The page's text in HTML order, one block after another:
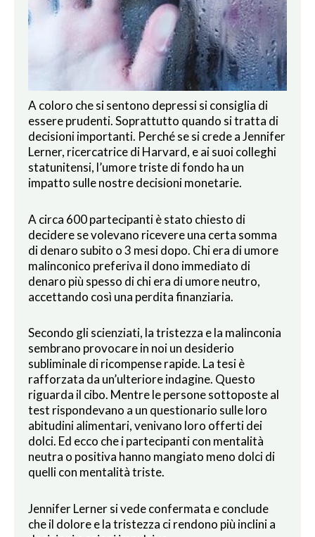
A coloro che si sentono depressi si consiglia di
essere prudenti. Soprattutto quando si tratta di
decisioni importanti. Perché se si crede a Jennifer
Lerner, ricercatrice di Harvard, e ai suoi colleghi
statunitensi, l’umore triste di fondo ha un
impatto sulle nostre decisioni monetarie.
A circa 600 partecipanti è stato chiesto di
decidere se volevano ricevere una certa somma
di denaro subito o 3 mesi dopo. Chi era di umore
malinconico preferiva il dono immediato di
denaro più spesso di chi era di umore neutro,
accettando così una perdita finanziaria.
Secondo gli scienziati, la tristezza e la malinconia
sembrano provocare in noi un desiderio
subliminale di ricompense rapide. La tesi è
rafforzata da un’ulteriore indagine. Questo
riguarda il cibo. Mentre le persone sottoposte al
test rispondevano a un questionario sulle loro
abitudini alimentari, venivano loro offerti dei
dolci. Ed ecco che i partecipanti con mentalità
neutra o positiva hanno mangiato meno dolci di
quelli con mentalità triste.
Jennifer Lerner si vede confermata e conclude
che il dolore e la tristezza ci rendono più inclini a